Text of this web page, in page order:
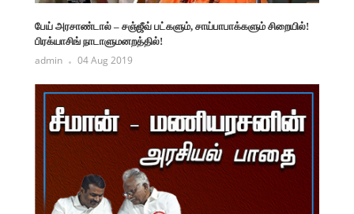
பேய் அரசாண்டால் – சஞ்ஜீவ் பட்களும், சாய்பாபாக்களும் சிறையில்!
பிரக்யாசிங் நாடாளுமனறத்தில்!
admin 04 Aug 2019